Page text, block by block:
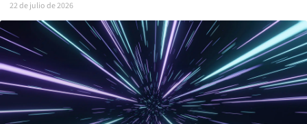
22 de julio de 2026